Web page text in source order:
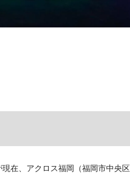
在、アクロス福岡（福岡市中央区